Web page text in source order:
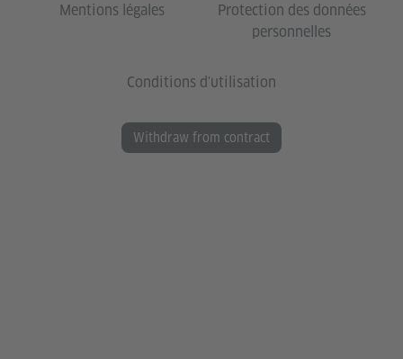
Mentions légales
Protection des données
personnelles
Conditions d'utilisation
Withdraw from contract